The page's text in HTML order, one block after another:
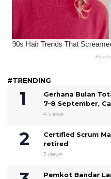
#TRENDING
Gerhana Bulan
7–8 September,
4 views
Certified Scrum
retired
2 views
Pemkot Bandar